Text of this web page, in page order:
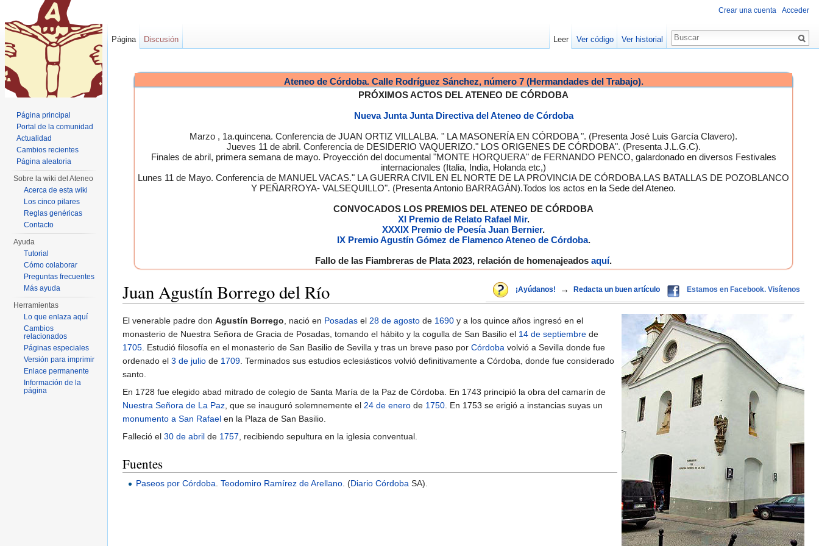
Ateneo de Córdoba. Calle Rodríguez Sánchez, número 7 (Hermandades del Trabajo).
PRÓXIMOS ACTOS DEL ATENEO DE CÓRDOBA
Nueva Junta Junta Directiva del Ateneo de Córdoba
Marzo , 1a.quincena. Conferencia de JUAN ORTIZ VILLALBA. " LA MASONERÍA EN CÓRDOBA ". (Presenta José Luis García Clavero).
Jueves 11 de abril. Conferencia de DESIDERIO VAQUERIZO." LOS ORIGENES DE CÓRDOBA". (Presenta J.L.G.C).
Finales de abril, primera semana de mayo. Proyección del documental "MONTE HORQUERA" de FERNANDO PENCO, galardonado en diversos Festivales
internacionales (Italia, India, Holanda etc,)
Lunes 11 de Mayo. Conferencia de MANUEL VACAS." LA GUERRA CIVIL EN EL NORTE DE LA PROVINCIA DE CÓRDOBA.LAS BATALLAS DE POZOBLANCO
Y PEÑARROYA- VALSEQUILLO". (Presenta Antonio BARRAGÁN).Todos los actos en la Sede del Ateneo.
CONVOCADOS LOS PREMIOS DEL ATENEO DE CÓRDOBA
XI Premio de Relato Rafael Mir.
XXXIX Premio de Poesía Juan Bernier.
IX Premio Agustín Gómez de Flamenco Ateneo de Córdoba.
Fallo de las Fiambreras de Plata 2023, relación de homenajeados aquí.
¡Ayúdanos! → Redacta un buen artículo Estamos en Facebook. Visítenos
Juan Agustín Borrego del Río
El venerable padre don Agustín Borrego, nació en Posadas el 28 de agosto de 1690 y a los quince años ingresó en el
monasterio de Nuestra Señora de Gracia de Posadas, tomando el hábito y la cogulla de San Basilio el 14 de septiembre de
1705. Estudió filosofía en el monasterio de San Basilio de Sevilla y tras un breve paso por Córdoba volvió a Sevilla donde fue
ordenado el 3 de julio de 1709. Terminados sus estudios eclesiásticos volvió definitivamente a Córdoba, donde fue considerado
santo.
En 1728 fue elegido abad mitrado de colegio de Santa María de la Paz de Córdoba. En 1743 principió la obra del camarín de
Nuestra Señora de La Paz, que se inauguró solemnemente el 24 de enero de 1750. En 1753 se erigió a instancias suyas un
monumento a San Rafael en la Plaza de San Basilio.
Falleció el 30 de abril de 1757, recibiendo sepultura en la iglesia conventual.
Fuentes
Paseos por Córdoba .Teodomiro Ramírez de Arellano . (Diario Córdoba SA).
Crear una cuenta Acceder
Página Discusión Leer Ver código Ver historial
Página principal
Portal de la comunidad
Actualidad
Cambios recientes
Página aleatoria
Sobre la wiki del Ateneo
Acerca de esta wiki
Los cinco pilares
Reglas genéricas
Contacto
Ayuda
Tutorial
Cómo colaborar
Preguntas frecuentes
Más ayuda
Herramientas
Lo que enlaza aquí
Cambios
relacionados
Páginas especiales
Versión para imprimir
Enlace permanente
Información de la
página